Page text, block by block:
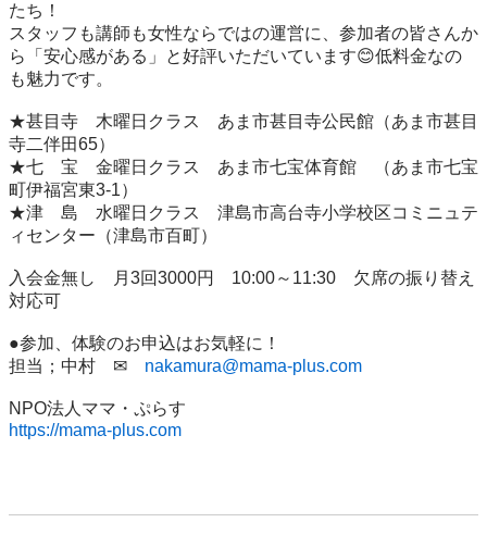
たち！
スタッフも講師も女性ならではの運営に、参加者の皆さんか
ら「安心感がある」と好評いただいています😊低料金なの
も魅力です。
★甚目寺　木曜日クラス　あま市甚目寺公民館（あま市甚目
寺二伴田65）
★七　宝　金曜日クラス　あま市七宝体育館　（あま市七宝
町伊福宮東3-1）
★津　島　水曜日クラス　津島市高台寺小学校区コミニュテ
ィセンター（津島市百町）
入会金無し　月3回3000円　10:00～11:30　欠席の振り替え
対応可
●参加、体験のお申込はお気軽に！
担当；中村　✉ nakamura@mama-plus.com
https://mama-plus.com